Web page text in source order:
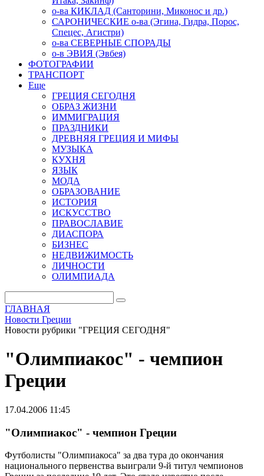
о-ва КИКЛАД (Санторини, Миконос и др.)
САРОНИЧЕСКИЕ о-ва (Эгина, Гидра, Порос,
Спецес, Агистри)
о-ва СЕВЕРНЫЕ СПОРАДЫ
о-в ЭВИЯ (Эвбея)
ФОТОГРАФИИ
ТРАНСПОРТ
Еще
ГРЕЦИЯ СЕГОДНЯ
ОБРАЗ ЖИЗНИ
ИММИГРАЦИЯ
ПРАЗДНИКИ
ДРЕВНЯЯ ГРЕЦИЯ И МИФЫ
МУЗЫКА
КУХНЯ
ЯЗЫК
МОДА
ОБРАЗОВАНИЕ
ИСТОРИЯ
ИСКУССТВО
ПРАВОСЛАВИЕ
ДИАСПОРА
БИЗНЕС
НЕДВИЖИМОСТЬ
ЛИЧНОСТИ
ОЛИМПИАДА
ГЛАВНАЯ
Новости Греции
Новости рубрики "ГРЕЦИЯ СЕГОДНЯ"
"Олимпиакос" - чемпион
Греции
17.04.2006 11:45
"Олимпиакос" - чемпион Греции
Футболисты "Олимпиакоса" за два тура до окончания
национального первенства выиграли 9-й титул чемпионов